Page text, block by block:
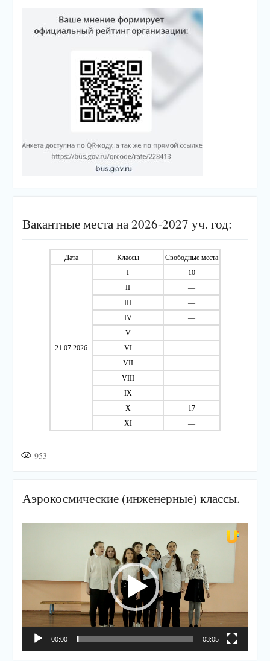
Вакантные места на 2026-2027 уч. год:
Дата Классы Свободные места
21.07.2026
I
10
II
—
III
—
IV
—
V
—
VI
—
VII
—
VIII
—
IX
—
X
17
XI
—
953
Аэрокосмические (инженерные) классы.
00:00 03:05